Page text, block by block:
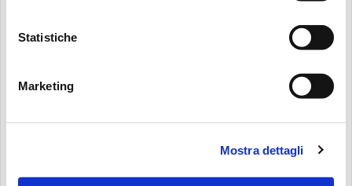
Statistiche
Marketing
Mostra dettagli